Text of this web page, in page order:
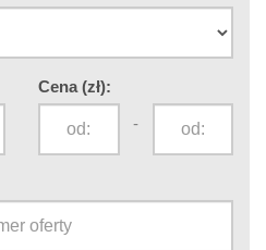
Cena (zł):
-